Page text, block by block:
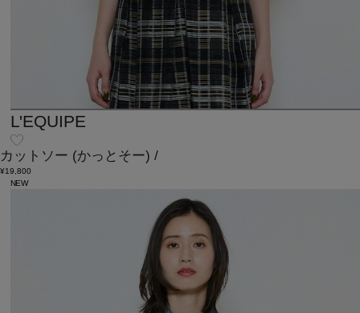
L'EQUIPE
カットソー (かっとそー) /
¥19,800
NEW